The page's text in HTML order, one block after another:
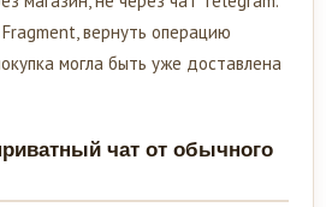
вернуть операцию
могла быть уже доставлена
чат от обычного